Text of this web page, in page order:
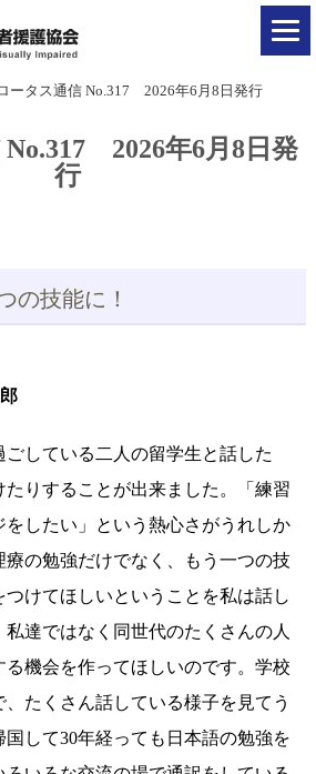
ータス通信 No.317 2026年6月8日発行
No.317 2026年6月8日発
行
の技能に！
している二人の留学生と話した
たりすることが出来ました。「練習
をしたい」という熱心さがうれしか
療の勉強だけでなく、もう一つの技
けてほしいということを私は話し
達ではなく同世代のたくさんの人
る機会を作ってほしいのです。学校
たくさん話している様子を見てう
して30年経っても日本語の勉強を